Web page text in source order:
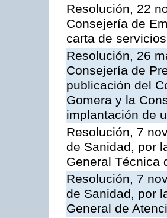
Resolución, 22
Consejería de
carta de
Resolución, 26
Consejería de
publicación del
Gomera y la
implantación de
Resolución, 7
de Sanidad, por
General Técnica
Resolución, 7
de Sanidad, por
General de